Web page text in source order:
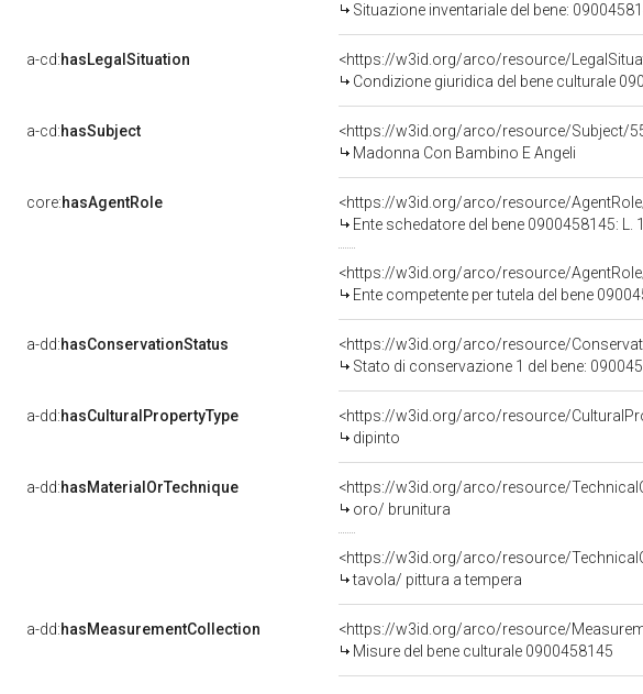
Situazione inventariale del bene:
a-cd:hasLegalSituation
<https://w3id.org/arco/resource/
Condizione giuridica del bene culturale
a-cd:hasSubject
<https://w3id.org/arco/resource/Subject/
Madonna Con Bambino E Angeli
core:hasAgentRole
<https://w3id.org/arco/resource/
Ente schedatore del bene 0900458145: L.
<https://w3id.org/arco/resource/
Ente competente per tutela del bene
a-dd:hasConservationStatus
<https://w3id.org/arco/resource/
Stato di conservazione 1 del bene:
a-dd:hasCulturalPropertyType
<https://w3id.org/arco/resource/
dipinto
a-dd:hasMaterialOrTechnique
<https://w3id.org/arco/resource/
oro/ brunitura
<https://w3id.org/arco/resource/
tavola/ pittura a tempera
a-dd:hasMeasurementCollection
<https://w3id.org/arco/resource/
Misure del bene culturale 0900458145